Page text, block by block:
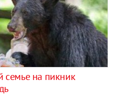
семье на пикник